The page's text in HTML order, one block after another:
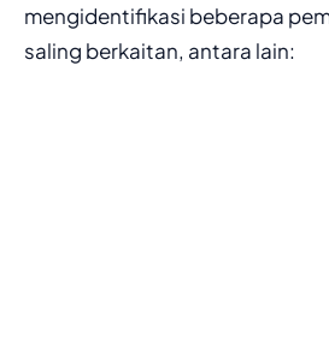
mengidentifikasi beberapa
saling berkaitan, antara lain: